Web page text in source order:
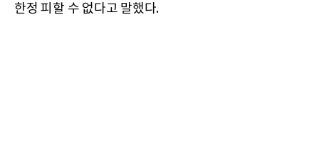
한정 피할 수 없다고 말했다.